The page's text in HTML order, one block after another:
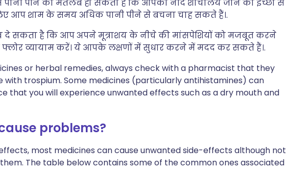
पानी पीने का मतलब हो सकता है कि आपकी नींद शौचालय जाने की इच्छा से
आप शाम के समय अधिक पानी पीने से बचना चाह सकते हैं।.
दे सकता है कि आप अपने मूत्राशय के नीचे की मांसपेशियों को मजबूत करने
व्यायाम करें। ये आपके लक्षणों में सुधार करने में मदद कर सकते हैं।.
or herbal remedies, always check with a pharmacist that they
with trospium. Some medicines (particularly antihistamines) can
that you will experience unwanted effects such as a dry mouth and
problems?
most medicines can cause unwanted side-effects although not
The table below contains some of the common ones associated